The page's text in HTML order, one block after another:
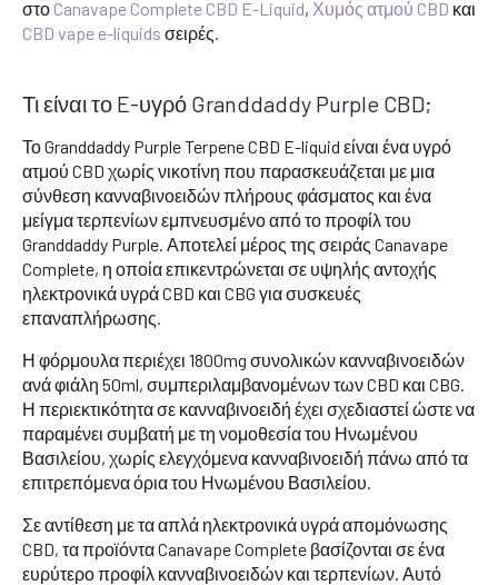
στο Canavape Complete CBD E-Liquid, Χυμός ατμού CBD και
CBD vape e-liquids σειρές.
Τι είναι το E-υγρό Granddaddy Purple CBD;
Το Granddaddy Purple Terpene CBD E-liquid είναι ένα υγρό
ατμού CBD χωρίς νικοτίνη που παρασκευάζεται με μια
σύνθεση κανναβινοειδών πλήρους φάσματος και ένα
μείγμα τερπενίων εμπνευσμένο από το προφίλ του
Granddaddy Purple. Αποτελεί μέρος της σειράς Canavape
Complete, η οποία επικεντρώνεται σε υψηλής αντοχής
ηλεκτρονικά υγρά CBD και CBG για συσκευές
επαναπλήρωσης.
Η φόρμουλα περιέχει 1800mg συνολικών κανναβινοειδών
ανά φιάλη 50ml, συμπεριλαμβανομένων των CBD και CBG.
Η περιεκτικότητα σε κανναβινοειδή έχει σχεδιαστεί ώστε να
παραμένει συμβατή με τη νομοθεσία του Ηνωμένου
Βασιλείου, χωρίς ελεγχόμενα κανναβινοειδή πάνω από τα
επιτρεπόμενα όρια του Ηνωμένου Βασιλείου.
Σε αντίθεση με τα απλά ηλεκτρονικά υγρά απομόνωσης
CBD, τα προϊόντα Canavape Complete βασίζονται σε ένα
ευρύτερο προφίλ κανναβινοειδών και τερπενίων. Αυτό